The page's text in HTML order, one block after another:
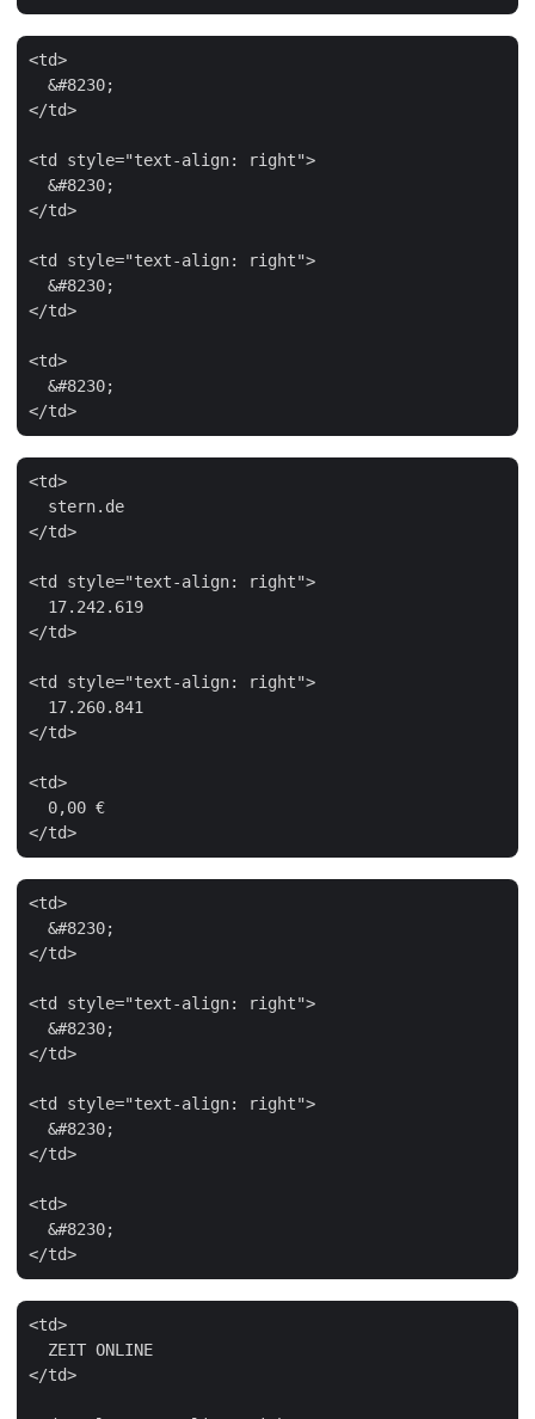
<td>
  &#8230;
</td>
<td style="text-align: right">
  &#8230;
</td>
<td style="text-align: right">
  &#8230;
</td>
<td>
  &#8230;
<td>
  stern.de
</td>
<td style="text-align: right">
  17.242.619
</td>
<td style="text-align: right">
  17.260.841
</td>
<td>
  0,00 €
<td>
  &#8230;
</td>
<td style="text-align: right">
  &#8230;
</td>
<td style="text-align: right">
  &#8230;
</td>
<td>
  &#8230;
<td>
  ZEIT ONLINE
</td>